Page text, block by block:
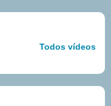
Todos vídeos